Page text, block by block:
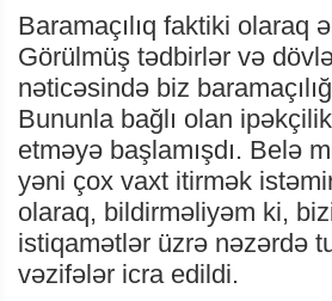
Baramaçılıq faktiki olaraq
Görülmüş tədbirlər və
nəticəsində biz
Bununla bağlı olan
etməyə başlamışdı. Belə
yəni çox vaxt itirmək
olaraq, bildirməliyəm ki,
istiqamətlər üzrə nəzərdə
vəzifələr icra edildi.